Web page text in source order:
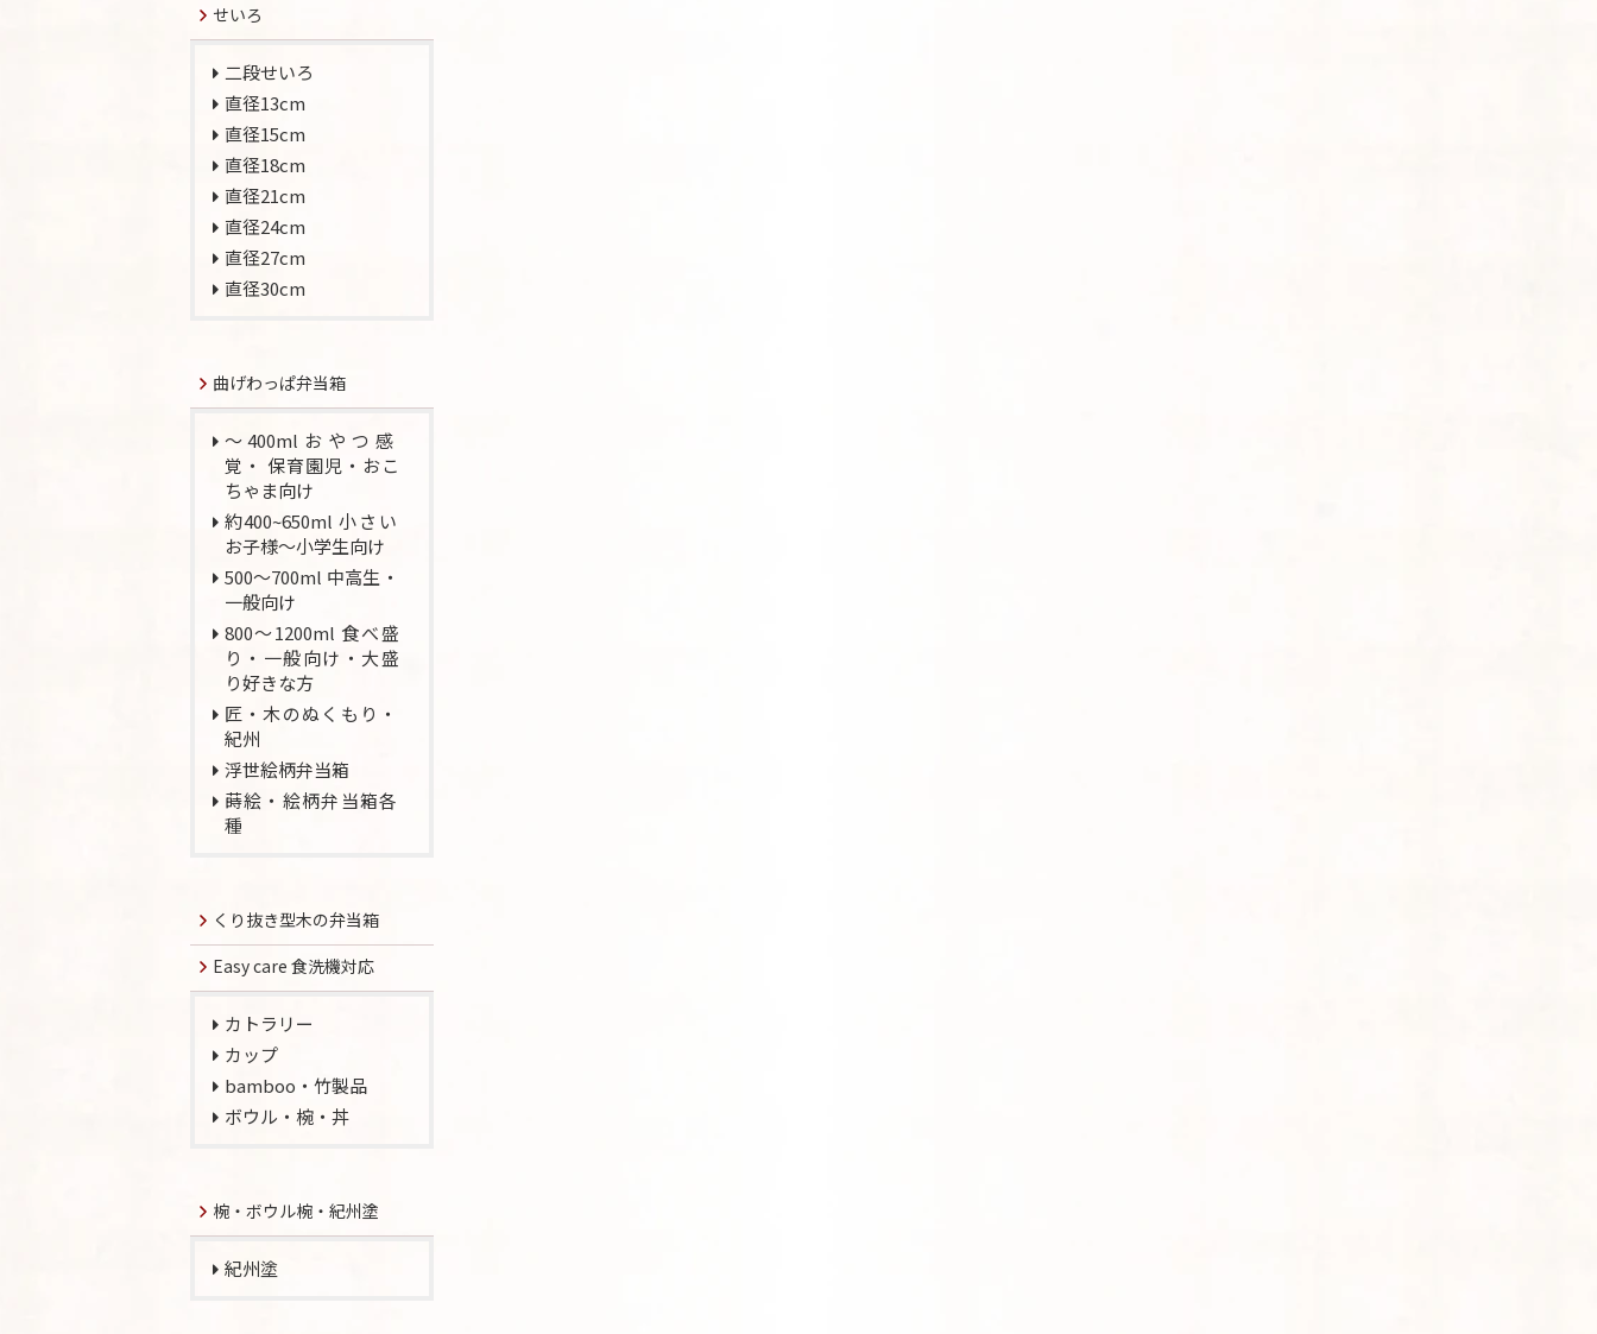
せいろ
二段せいろ
直径13cm
直径15cm
直径18cm
直径21cm
直径24cm
直径27cm
直径30cm
曲げわっぱ弁当箱
～400mlおやつ感
覚・ 保育園児・おこ
ちゃま向け
約400~650ml 小さい
お子様～小学生向け
500～700ml 中高生・
一般向け
800～1200ml 食べ盛
り・一般向け・大盛
り好きな方
匠・木のぬくもり・
紀州
浮世絵柄弁当箱
蒔絵・絵柄弁当箱各
種
くり抜き型木の弁当箱
Easy care 食洗機対応
カトラリー
カップ
bamboo・竹製品
ボウル・椀・丼
椀・ボウル椀・紀州塗
紀州塗